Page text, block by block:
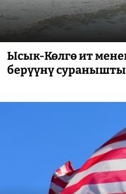
Ысык-Көлгө ит
берүүнү суранышты